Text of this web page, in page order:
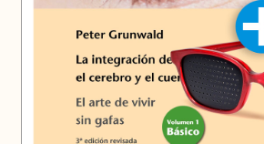
Upcoming
Shop
Frequently Asked